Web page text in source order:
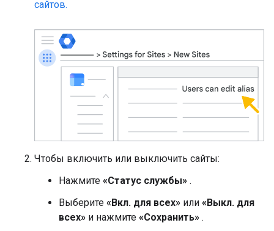
сайтов.
Чтобы включить или выключить сайты:
Нажмите «Статус службы» .
Выберите «Вкл. для всех» или «Выкл. для
всех» и нажмите «Сохранить» .